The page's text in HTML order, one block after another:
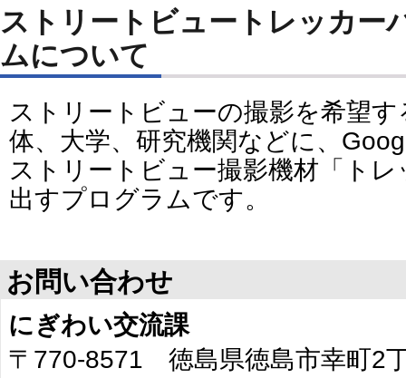
ストリートビュートレッカー
ムについて
ストリートビューの撮影を希望
体、大学、研究機関などに、
ストリートビュー撮影機材「ト
出すプログラムです。
お問い合わせ
にぎわい交流課
〒770-8571 徳島県徳島市幸町2